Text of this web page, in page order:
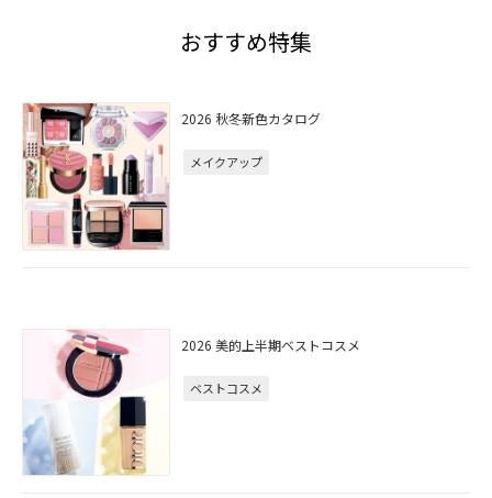
おすすめ特集
2026 秋冬新色カタログ
メイクアップ
2026 美的上半期ベストコスメ
ベストコスメ